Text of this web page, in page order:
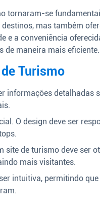
tornaram-se
mas também
e a conveniência
de maneira mais eficiente.
Turismo
informações detalhadas
O design deve ser
site de turismo deve ser
mais visitantes.
intuitiva, permitindo